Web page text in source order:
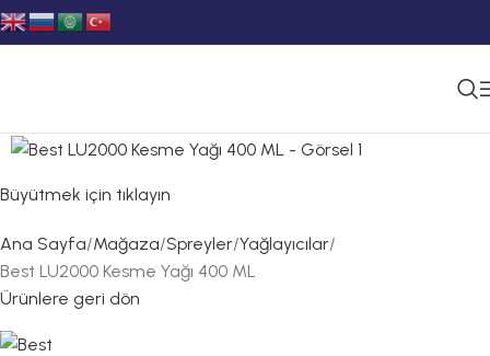
Büyütmek için tıklayın
Ana Sayfa Mağaza Spreyler Yağlayıcılar
Best LU2000 Kesme Yağı 400 ML
Ürünlere geri dön